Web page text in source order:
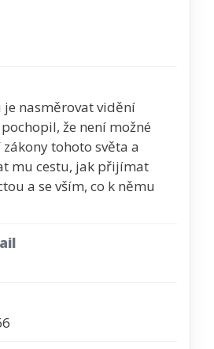
nasměrovat vidění
že není možné
tohoto světa a
mu cestu, jak přijímat
a se vším, co k němu